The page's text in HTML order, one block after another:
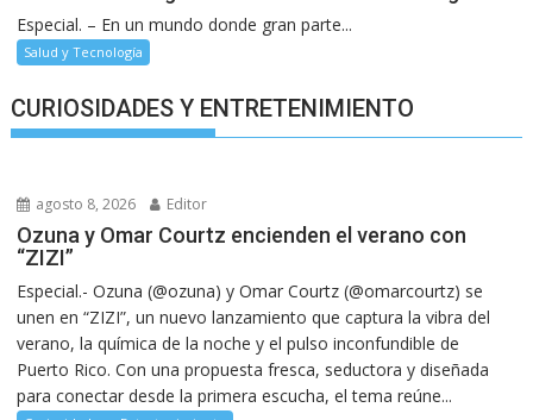
Especial. – En un mundo donde gran parte...
Salud y Tecnología
CURIOSIDADES Y ENTRETENIMIENTO
agosto 8, 2026 Editor
Ozuna y Omar Courtz encienden el verano con
“ZIZI”
Especial.- Ozuna (@ozuna) y Omar Courtz (@omarcourtz) se
unen en “ZIZI”, un nuevo lanzamiento que captura la vibra del
verano, la química de la noche y el pulso inconfundible de
Puerto Rico. Con una propuesta fresca, seductora y diseñada
para conectar desde la primera escucha, el tema reúne...